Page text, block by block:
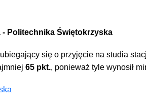
Politechnika Świętokrzyska
się o przyjęcie na studia
65 pkt., ponieważ tyle wynosił